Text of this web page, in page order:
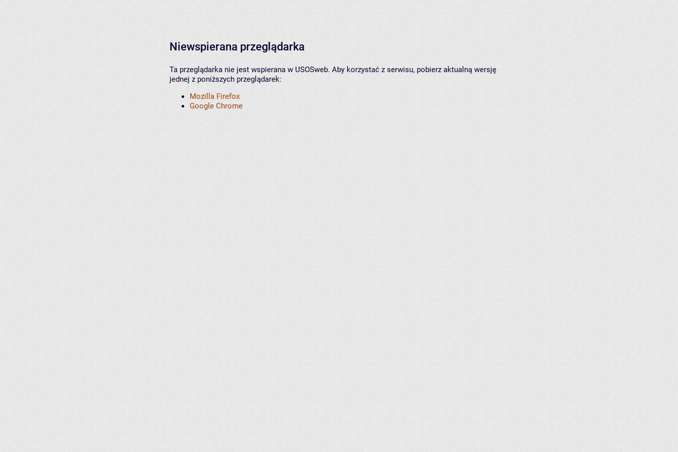
Niewspierana przeglądarka
Ta przeglądarka nie jest wspierana w USOSweb. Aby korzystać z serwisu, pobierz aktualną wersję
jednej z poniższych przeglądarek:
Mozilla Firefox
Google Chrome